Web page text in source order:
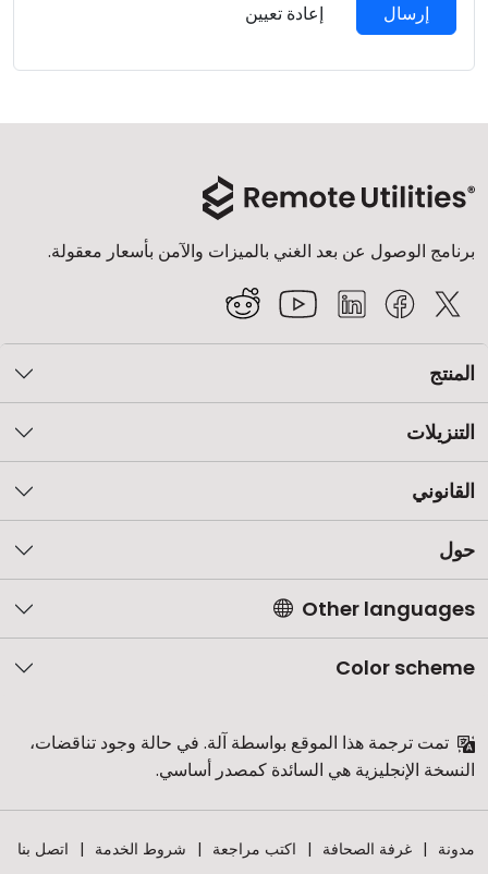
إرسال إعادة تعيين
برنامج الوصول عن بعد الغني بالميزات والآمن بأسعار معقولة.
المنتج
التنزيلات
القانوني
حول
Other languages
Color scheme
تمت ترجمة هذا الموقع بواسطة آلة. في حالة وجود تناقضات،
النسخة الإنجليزية هي السائدة كمصدر أساسي.
مدونة غرفة الصحافة اكتب مراجعة شروط الخدمة اتصل بنا